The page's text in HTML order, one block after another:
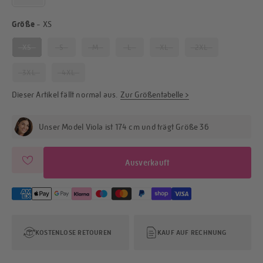
Größe - XSGröße
Dieser Artikel fällt normal aus. Zur Größentabelle >
Unser Model Viola ist 174 cm und trägt Größe 36
Ausverkauft
KOSTENLOSE RETOUREN KAUF AUF RECHNUNG